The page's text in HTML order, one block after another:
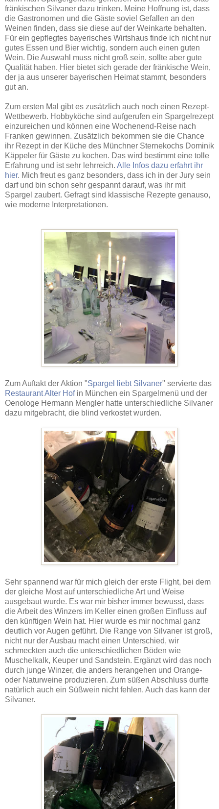
fränkischen Silvaner dazu trinken. Meine Hoffnung ist, dass
die Gastronomen und die Gäste soviel Gefallen an den
Weinen finden, dass sie diese auf der Weinkarte behalten.
Für ein gepflegtes bayerisches Wirtshaus finde ich nicht nur
gutes Essen und Bier wichtig, sondern auch einen guten
Wein. Die Auswahl muss nicht groß sein, sollte aber gute
Qualität haben. Hier bietet sich gerade der fränkische Wein,
der ja aus unserer bayerischen Heimat stammt, besonders
gut an.
Zum ersten Mal gibt es zusätzlich auch noch einen Rezept-
Wettbewerb. Hobbyköche sind aufgerufen ein Spargelrezept
einzureichen und können eine Wochenend-Reise nach
Franken gewinnen. Zusätzlich bekommen sie die Chance
ihr Rezept in der Küche des Münchner Sternekochs Dominik
Käppeler für Gäste zu kochen. Das wird bestimmt eine tolle
Erfahrung und ist sehr lehrreich. Alle Infos dazu erfahrt ihr
hier. Mich freut es ganz besonders, dass ich in der Jury sein
darf und bin schon sehr gespannt darauf, was ihr mit
Spargel zaubert. Gefragt sind klassische Rezepte genauso,
wie moderne Interpretationen.
Zum Auftakt der Aktion "Spargel liebt Silvaner" servierte das
Restaurant Alter Hofin München ein Spargelmenü und der
Oenologe Hermann Mengler hatte unterschiedliche Silvaner
dazu mitgebracht, die blind verkostet wurden.
Sehr spannend war für mich gleich der erste Flight, bei dem
der gleiche Most auf unterschiedliche Art und Weise
ausgebaut wurde. Es war mir bisher immer bewusst, dass
die Arbeit des Winzers im Keller einen großen Einfluss auf
den künftigen Wein hat. Hier wurde es mir nochmal ganz
deutlich vor Augen geführt. Die Range von Silvaner ist groß,
nicht nur der Ausbau macht einen Unterschied, wir
schmeckten auch die unterschiedlichen Böden wie
Muschelkalk, Keuper und Sandstein. Ergänzt wird das noch
durch junge Winzer, die anders herangehen und Orange-
oder Naturweine produzieren. Zum süßen Abschluss durfte
natürlich auch ein Süßwein nicht fehlen. Auch das kann der
Silvaner.